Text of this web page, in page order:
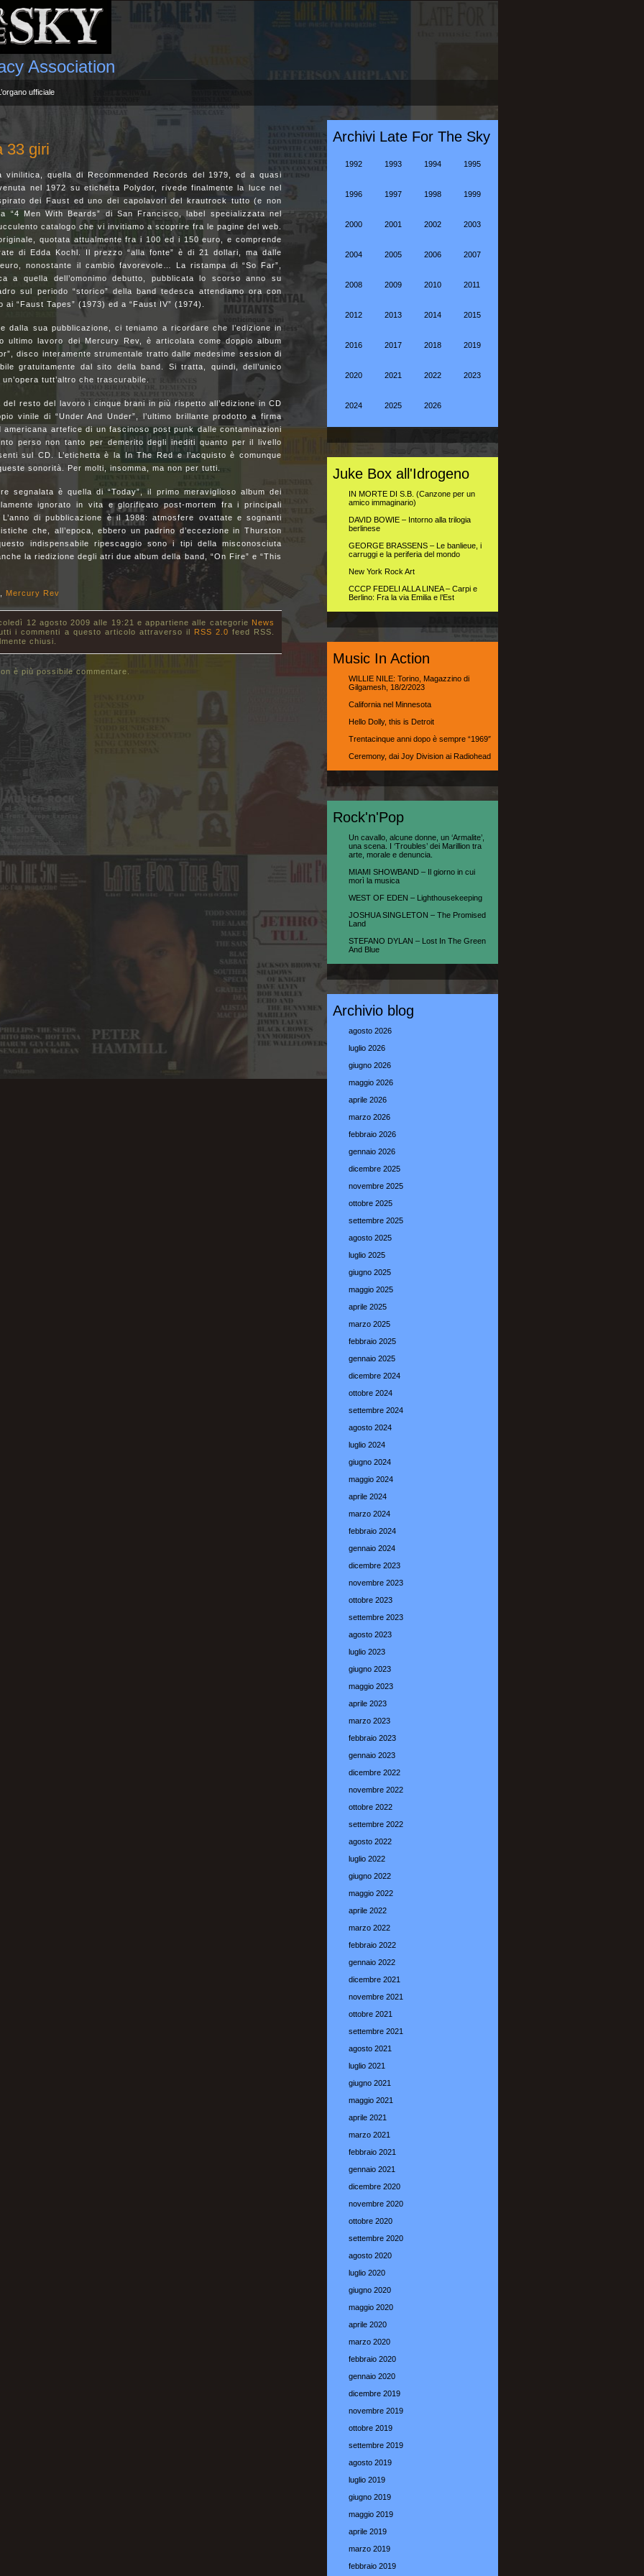
Association
ufficiale
33 giri
vinilitica, quella di Recommended Records del 1979, ed a quasi
nel 1972 su etichetta Polydor, rivede finalmente la luce nel
dei Faust ed uno dei capolavori del krautrock tutto (e non
“4 Men With Beards” di San Francisco, label specializzata nel
catalogo che vi invitiamo a scoprire fra le pagine del web.
quotata attualmente fra i 100 ed i 150 euro, e comprende
di Edda Kochl. Il prezzo “alla fonte” è di 21 dollari, ma dalle
nonostante il cambio favorevole… La ristampa di “So Far”,
a quella dell’omonimo debutto, pubblicata lo scorso anno su
sul periodo “storico” della band tedesca attendiamo ora con
“Faust Tapes” (1973) ed a “Faust IV” (1974).
dalla sua pubblicazione, ci teniamo a ricordare che l’edizione in
ultimo lavoro dei Mercury Rev, è articolata come doppio album
disco interamente strumentale tratto dalle medesime session di
gratuitamente dal sito della band. Si tratta, quindi, dell’unico
tutt’altro che trascurabile.
resto del lavoro i cinque brani in più rispetto all’edizione in CD
vinile di “Under And Under”, l’ultimo brillante prodotto a firma
artefice di un fascinoso post punk dalle contaminazioni
perso non tanto per demerito degli inediti quanto per il livello
sul CD. L’etichetta è la In The Red e l’acquisto è comunque
sonorità. Per molti, insomma, ma non per tutti.
segnalata è quella di “Today”, il primo meraviglioso album dei
ignorato in vita e glorificato post-mortem fra i principali
di pubblicazione è il 1988: atmosfere ovattate e sognanti
che, all’epoca, ebbero un padrino d’eccezione in Thurston
indispensabile ripescaggio sono i tipi della misconosciuta
la riedizione degli atri due album della band, “On Fire” e “This
Mercury Rev
12 agosto 2009 alle 19:21 e appartiene alle categorie News
i commenti a questo articolo attraverso il RSS 2.0 feed RSS.
chiusi.
è più possibile commentare.
Archivi Late For The Sky
1992 1993 1994 1995
1996 1997 1998 1999
2000 2001 2002 2003
2004 2005 2006 2007
2008 2009 2010 2011
2012 2013 2014 2015
2016 2017 2018 2019
2020 2021 2022 2023
2024 2025 2026
Juke Box all'Idrogeno
IN MORTE DI S.B. (Canzone per un
amico immaginario)
DAVID BOWIE – Intorno alla trilogia
berlinese
GEORGE BRASSENS – Le banlieue, i
carruggi e la periferia del mondo
New York Rock Art
CCCP FEDELI ALLA LINEA – Carpi e
Berlino: Fra la via Emilia e l’Est
Music In Action
WILLIE NILE: Torino, Magazzino di
Gilgamesh, 18/2/2023
California nel Minnesota
Hello Dolly, this is Detroit
Trentacinque anni dopo è sempre “1969″
Ceremony, dai Joy Division ai Radiohead
Rock'n'Pop
Un cavallo, alcune donne, un ‘Armalite’,
una scena. I ‘Troubles’ dei Marillion tra
arte, morale e denuncia.
MIAMI SHOWBAND – Il giorno in cui
morì la musica
WEST OF EDEN – Lighthousekeeping
JOSHUA SINGLETON – The Promised
Land
STEFANO DYLAN – Lost In The Green
And Blue
Archivio blog
agosto 2026
luglio 2026
giugno 2026
maggio 2026
aprile 2026
marzo 2026
febbraio 2026
gennaio 2026
dicembre 2025
novembre 2025
ottobre 2025
settembre 2025
agosto 2025
luglio 2025
giugno 2025
maggio 2025
aprile 2025
marzo 2025
febbraio 2025
gennaio 2025
dicembre 2024
ottobre 2024
settembre 2024
agosto 2024
luglio 2024
giugno 2024
maggio 2024
aprile 2024
marzo 2024
febbraio 2024
gennaio 2024
dicembre 2023
novembre 2023
ottobre 2023
settembre 2023
agosto 2023
luglio 2023
giugno 2023
maggio 2023
aprile 2023
marzo 2023
febbraio 2023
gennaio 2023
dicembre 2022
novembre 2022
ottobre 2022
settembre 2022
agosto 2022
luglio 2022
giugno 2022
maggio 2022
aprile 2022
marzo 2022
febbraio 2022
gennaio 2022
dicembre 2021
novembre 2021
ottobre 2021
settembre 2021
agosto 2021
luglio 2021
giugno 2021
maggio 2021
aprile 2021
marzo 2021
febbraio 2021
gennaio 2021
dicembre 2020
novembre 2020
ottobre 2020
settembre 2020
agosto 2020
luglio 2020
giugno 2020
maggio 2020
aprile 2020
marzo 2020
febbraio 2020
gennaio 2020
dicembre 2019
novembre 2019
ottobre 2019
settembre 2019
agosto 2019
luglio 2019
giugno 2019
maggio 2019
aprile 2019
marzo 2019
febbraio 2019